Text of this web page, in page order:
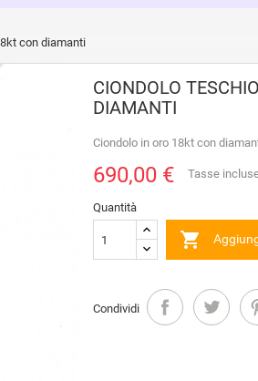
con diamanti
CIONDOLO
DIAMANTI
Ciondolo in oro 18kt con
690,00 € Tasse
Quantità

Condividi